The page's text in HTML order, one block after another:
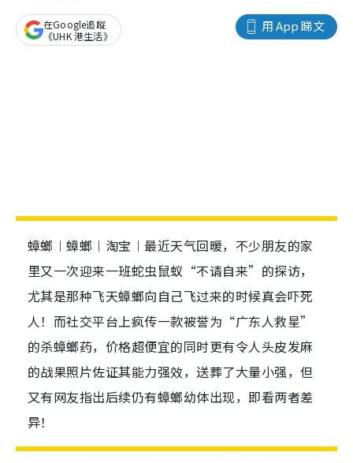
用 App 睇文
在Google追蹤
《UHK 港生活》
蟑螂︱蟑螂︱淘宝︱最近天气回暖，不少朋友的家
里又一次迎来一班蛇虫鼠蚁“不请自来”的探访，
尤其是那种飞天蟑螂向自己飞过来的时候真会吓死
人！而社交平台上疯传一款被誉为“广东人救星”
的杀蟑螂药，价格超便宜的同时更有令人头皮发麻
的战果照片佐证其能力强效，送葬了大量小强，但
又有网友指出后续仍有蟑螂幼体出现，即看两者差
异！